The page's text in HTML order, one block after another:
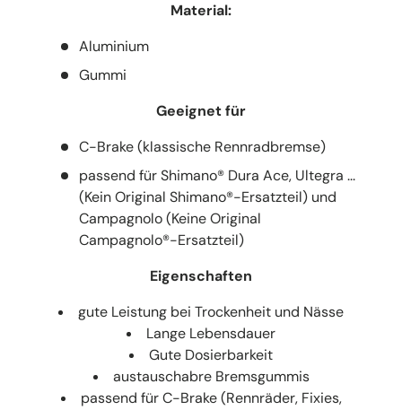
Material:
Aluminium
Gummi
Geeignet für
C-Brake (klassische Rennradbremse)
passend für Shimano® Dura Ace, Ultegra ...
(Kein Original Shimano®-Ersatzteil) und
Campagnolo (Keine Original
Campagnolo®-Ersatzteil)
Eigenschaften
gute Leistung bei Trockenheit und Nässe
Lange Lebensdauer
Gute Dosierbarkeit
austauschabre Bremsgummis
passend für C-Brake (Rennräder, Fixies,